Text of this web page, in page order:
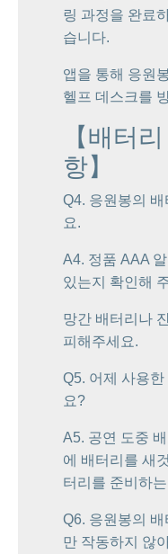
링 과정을 완료
습니다.
앱을 통해 응원
헬프 데스크를
【배터
항】
Q4. 응원봉의
요.
A4. 정품 AAA
있는지 확인해
망간 배터리나
피해주세요.
Q5. 어제 사용
요?
A5. 공연 도중
에 배터리를 새
터리를 준비하
Q6. 응원봉의 배
만 작동하지 않